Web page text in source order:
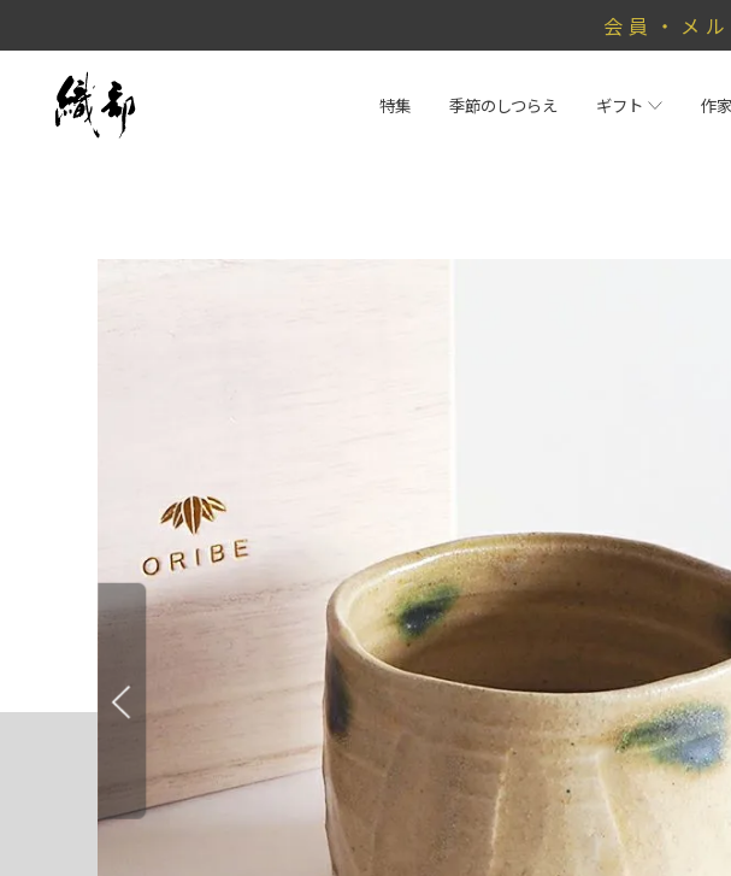
会員・メ
特集 季節のしつらえ ギフト 作